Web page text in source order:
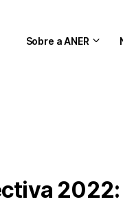
Sobre a ANER